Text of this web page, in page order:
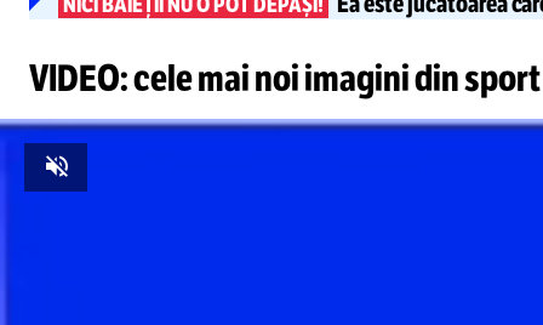
VIDEO: cele mai noi imagini din sport
Unmute